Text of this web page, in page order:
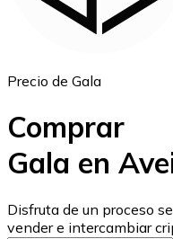
USD Coin
Precio de Gala
Comprar
Gala en
Disfruta de un proceso
vender e intercambiar